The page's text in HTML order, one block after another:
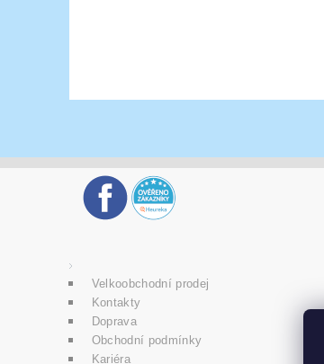
Velkoobchodní prodej
Kontakty
Doprava
Obchodní podmínky
Kariéra